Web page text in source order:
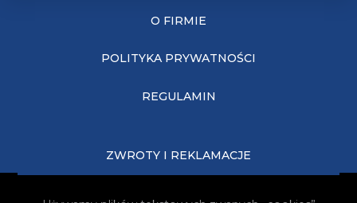
O FIRMIE
POLITYKA PRYWATNOŚCI
REGULAMIN
ZWROTY I REKLAMACJE